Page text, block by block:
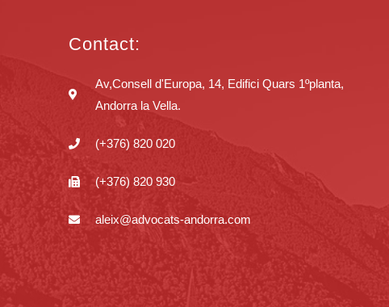
Contact:
Av,Consell d'Europa, 14, Edifici Quars 1ºplanta,
Andorra la Vella.
(+376) 820 020
(+376) 820 930
aleix@advocats-andorra.com